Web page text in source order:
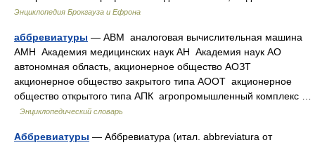
Энциклопедия Брокгауза и Ефрона
аббревиатуры — АВМ аналоговая вычислительная машина
АМН Академия медицинских наук АН Академия наук АО
автономная область, акционерное общество АОЗТ
акционерное общество закрытого типа АООТ акционерное
общество открытого типа АПК агропромышленный комплекс …
Энциклопедический словарь
Аббревиатуры — Аббревиатура (итал. abbreviatura от